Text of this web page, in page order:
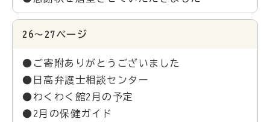
26～27ページ
●ご寄附ありがとうございました
●日高弁護士相談センター
●わくわく館2月の予定
●2月の保健ガイド